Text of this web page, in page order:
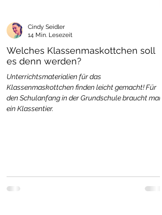
Welches Klassenmaskottchen soll
es denn werden?
Unterrichtsmaterialien für das
Klassenmaskottchen finden leicht gemacht! Für
den Schulanfang in der Grundschule braucht man
ein Klassentier.
Cindy Seidler
14 Min. Lesezeit